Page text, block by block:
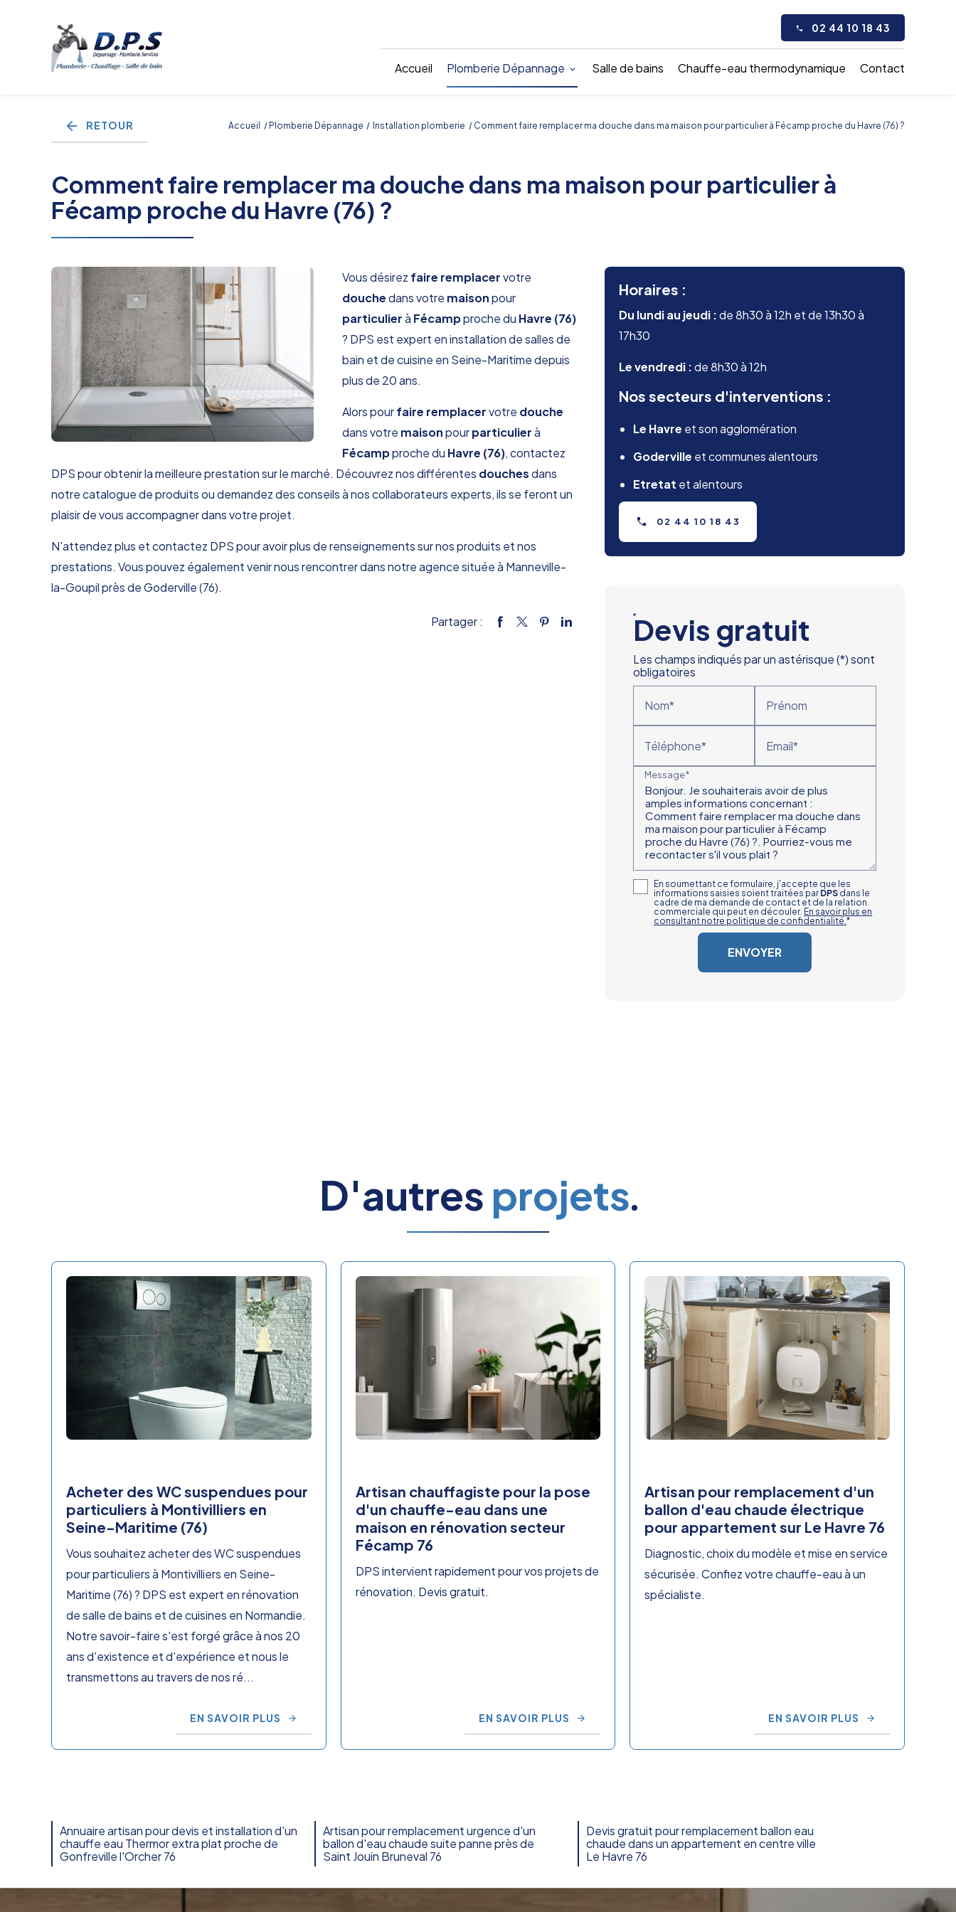
02 44 10 18 43
Accueil Plomberie Dépannage Salle de bains Chauffe-eau thermodynamique Contact
Accueil Plomberie Dépannage Installation plomberie Comment faire remplacer ma douche dans ma maison pour particulier à Fécamp proche du Havre (76) ?
RETOUR
Comment faire remplacer ma douche dans ma maison pour particulier à
Fécamp proche du Havre (76) ?
Vous désirez faire remplacervotre
douchedans votre maisonpour
particulierà Fécampproche du Havre (76)
? DPS est expert en installation de salles de
bain et de cuisine en Seine-Maritime depuis
plus de 20 ans.
Alors pourfaire remplacervotre douche
dans votre maisonpourparticulierà
Fécampproche du Havre (76), contactez
DPS pour obtenir la meilleure prestation sur le marché. Découvrez nos différentes douchesdans
notre catalogue de produits ou demandez des conseils à nos collaborateurs experts, ils se feront un
plaisir de vous accompagner dans votre projet.
N'attendez plus et contactez DPS pour avoir plus de renseignements sur nos produits et nos
prestations. Vous pouvez également venir nous rencontrer dans notre agence située à Manneville-
la-Goupil près de Goderville (76).
Partager :
Horaires :
Du lundi au jeudi :de 8h30 à 12h et de 13h30 à
17h30
Le vendredi :de 8h30 à 12h
Nos secteurs d'interventions :
Le Havre et son agglomération
Goderville et communes alentours
Etretat et alentours
02 44 10 18 43
Devis gratuit
Les champs indiqués par un astérisque (*) sont
obligatoires
Nom* Prénom
Téléphone* Email*
Message*
En soumettant ce formulaire, j'accepte que les
informations saisies soient traitées par DPS dans le
cadre de ma demande de contact et de la relation
commerciale qui peut en découler. En savoir plus en
consultant notre politique de confidentialité.*
D'autres projets
Acheter des WC suspendues pour
particuliers à Montivilliers en
Seine-Maritime (76)
Vous souhaitez acheter des WC suspendues
pour particuliers à Montivilliers en Seine-
Maritime (76) ? DPS est expert en rénovation
de salle de bains et de cuisines en Normandie.
Notre savoir-faire s'est forgé grâce à nos 20
ans d'existence et d'expérience et nous le
transmettons au travers de nos ré...
EN SAVOIR PLUS
Artisan chauffagiste pour la pose
d'un chauffe-eau dans une
maison en rénovation secteur
Fécamp 76
DPS intervient rapidement pour vos projets de
rénovation. Devis gratuit.
EN SAVOIR PLUS
Artisan pour remplacement d'un
ballon d'eau chaude électrique
pour appartement sur Le Havre 76
Diagnostic, choix du modèle et mise en service
sécurisée. Confiez votre chauffe-eau à un
spécialiste.
EN SAVOIR PLUS
Annuaire artisan pour devis et installation d'un
chauffe eau Thermor extra plat proche de
Gonfreville l'Orcher 76
Artisan pour remplacement urgence d'un
ballon d'eau chaude suite panne près de
Saint Jouin Bruneval 76
Devis gratuit pour remplacement ballon eau
chaude dans un appartement en centre ville
Le Havre 76